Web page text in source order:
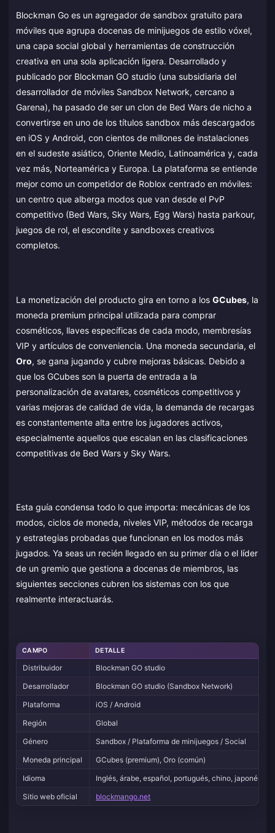
Blockman Go es un agregador de sandbox gratuito para
móviles que agrupa docenas de minijuegos de estilo vóxel,
una capa social global y herramientas de construcción
creativa en una sola aplicación ligera. Desarrollado y
publicado por Blockman GO studio (una subsidiaria del
desarrollador de móviles Sandbox Network, cercano a
Garena), ha pasado de ser un clon de Bed Wars de nicho a
convertirse en uno de los títulos sandbox más descargados
en iOS y Android, con cientos de millones de instalaciones
en el sudeste asiático, Oriente Medio, Latinoamérica y, cada
vez más, Norteamérica y Europa. La plataforma se entiende
mejor como un competidor de Roblox centrado en móviles:
un centro que alberga modos que van desde el PvP
competitivo (Bed Wars, Sky Wars, Egg Wars) hasta parkour,
juegos de rol, el escondite y sandboxes creativos
completos.
La monetización del producto gira en torno a los GCubes, la
moneda premium principal utilizada para comprar
cosméticos, llaves específicas de cada modo, membresías
VIP y artículos de conveniencia. Una moneda secundaria, el
Oro, se gana jugando y cubre mejoras básicas. Debido a
que los GCubes son la puerta de entrada a la
personalización de avatares, cosméticos competitivos y
varias mejoras de calidad de vida, la demanda de recargas
es constantemente alta entre los jugadores activos,
especialmente aquellos que escalan en las clasificaciones
competitivas de Bed Wars y Sky Wars.
Esta guía condensa todo lo que importa: mecánicas de los
modos, ciclos de moneda, niveles VIP, métodos de recarga
y estrategias probadas que funcionan en los modos más
jugados. Ya seas un recién llegado en su primer día o el líder
de un gremio que gestiona a docenas de miembros, las
siguientes secciones cubren los sistemas con los que
realmente interactuarás.
CAMPO DETALLE
Distribuidor
Blockman GO studio
Desarrollador
Blockman GO studio (Sandbox Network)
Plataforma
iOS / Android
Región
Global
Género
Sandbox / Plataforma de minijuegos / Social
Moneda principal
GCubes (premium), Oro (común)
Idioma
Inglés, árabe, español, portugués, chino, japonés,
Sitio web oficial
blockmango.net